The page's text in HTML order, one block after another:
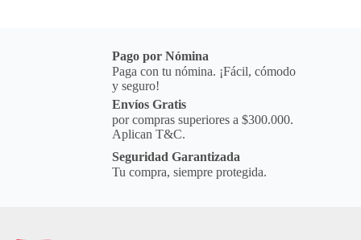
lo tengas presente por si te llegara en otro color.**
Pago por Nómina
Paga con tu nómina. ¡Fácil, cómodo
y seguro!
Envíos Gratis
por compras superiores a $300.000.
Aplican T&C.
Seguridad Garantizada
Tu compra, siempre protegida.